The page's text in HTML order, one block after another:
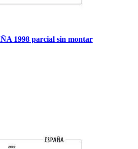
1998 parcial sin montar